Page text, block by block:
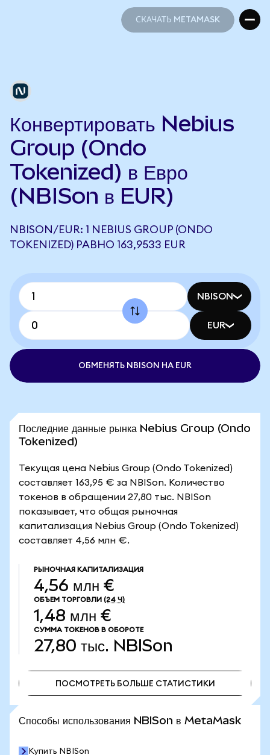
СКАЧАТЬ METAMASK
Конвертировать Nebius
Group (Ondo
Tokenized) в Евро
(NBISon в EUR)
NBISON/EUR: 1 NEBIUS GROUP (ONDO
TOKENIZED) РАВНО 163,9533 EUR
NBISON
EUR
ОБМЕНЯТЬ NBISON НА EUR
Последние данные рынка Nebius Group (Ondo
Tokenized)
Текущая цена Nebius Group (Ondo Tokenized)
составляет 163,95 € за NBISon. Количество
токенов в обращении 27,80 тыс. NBISon
показывает, что общая рыночная
капитализация Nebius Group (Ondo Tokenized)
составляет 4,56 млн €.
РЫНОЧНАЯ КАПИТАЛИЗАЦИЯ
4,56 млн €
ОБЪЕМ ТОРГОВЛИ (24 Ч)
1,48 млн €
СУММА ТОКЕНОВ В ОБОРОТЕ
27,80 тыс. NBISon
ПОСМОТРЕТЬ БОЛЬШЕ СТАТИСТИКИ
Способы использования NBISon в MetaMask
Купить NBISon